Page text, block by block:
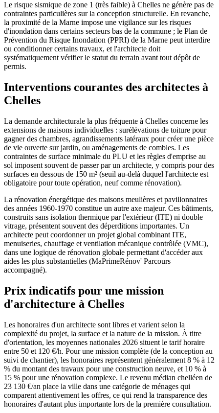
Le risque sismique de zone 1 (très faible) à Chelles ne génère pas de
contraintes particulières sur la conception structurelle. En revanche,
la proximité de la Marne impose une vigilance sur les risques
d'inondation dans certains secteurs bas de la commune ; le Plan de
Prévention du Risque Inondation (PPRI) de la Marne peut interdire
ou conditionner certains travaux, et l'architecte doit
systématiquement vérifier le statut du terrain avant tout dépôt de
permis.
Interventions courantes des architectes à
Chelles
La demande architecturale la plus fréquente à Chelles concerne les
extensions de maisons individuelles : surélévations de toiture pour
gagner des chambres, agrandissements latéraux pour créer une pièce
de vie ouverte sur jardin, ou aménagements de combles. Les
contraintes de surface minimale du PLU et les règles d'emprise au
sol imposent souvent de passer par un architecte, y compris pour des
surfaces en dessous de 150 m² (seuil au-delà duquel l'architecte est
obligatoire pour toute opération, neuf comme rénovation).
La rénovation énergétique des maisons meulières et pavillonnaires
des années 1960-1970 constitue un autre axe majeur. Ces bâtiments,
construits sans isolation thermique par l'extérieur (ITE) ni double
vitrage, présentent souvent des déperditions importantes. Un
architecte peut coordonner un projet global combinant ITE,
menuiseries, chauffage et ventilation mécanique contrôlée (VMC),
dans une logique de rénovation globale permettant d'accéder aux
aides les plus substantielles (MaPrimeRénov' Parcours
accompagné).
Prix indicatifs pour une mission
d'architecture à Chelles
Les honoraires d'un architecte sont libres et varient selon la
complexité du projet, la surface et la nature de la mission. À titre
d'orientation, les moyennes nationales 2026 situent le tarif horaire
entre 50 et 120 €/h. Pour une mission complète (de la conception au
suivi de chantier), les honoraires représentent généralement 8 % à 12
% du montant des travaux pour une construction neuve, et 10 % à
15 % pour une rénovation complexe. Le revenu médian chelléen de
23 130 €/an place la ville dans une catégorie de ménages qui
comparent attentivement les offres, ce qui rend la transparence des
honoraires d'autant plus importante lors de la première consultation.